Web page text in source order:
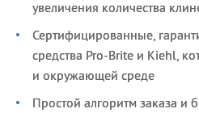
увеличения количества
Сертифицированные,
средства Pro-Brite и Kiehl,
и окружающей среде
Простой алгоритм заказа и